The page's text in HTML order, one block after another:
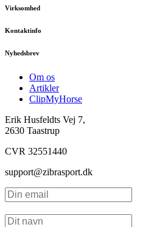
Virksomhed
Kontaktinfo
Nyhedsbrev
Om os
Artikler
ClipMyHorse
Erik Husfeldts Vej 7,
2630 Taastrup
CVR 32551440
support@zibrasport.dk